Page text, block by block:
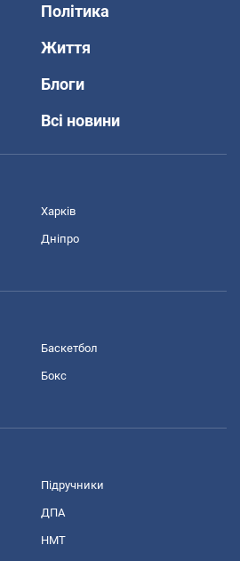
Політика
Життя
Блоги
Всі новини
Харків
Дніпро
Баскетбол
Бокс
Підручники
ДПА
НМТ